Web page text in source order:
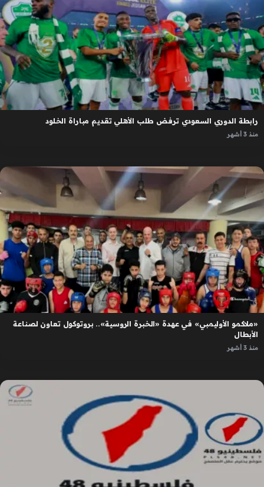
رابطة الدوري السعودي ترفض طلب الأهلي تقديم مباراة الخلود
منذ 3 أشهر
«ملاكمو الأوليمبي» في عهدة «الخبرة الروسية».. بروتوكول تعاون لصناعة
الأبطال
منذ 3 أشهر